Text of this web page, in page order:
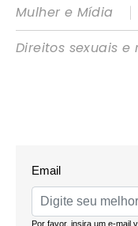
Mulher e Mídia
|
Direitos sexuais e